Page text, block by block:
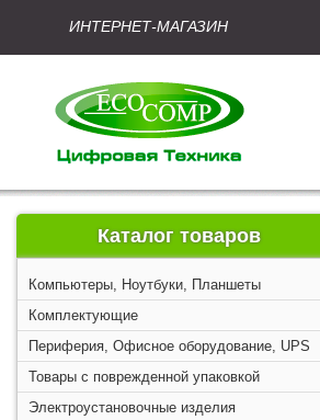
ИНТЕРНЕТ-МАГАЗИН
Каталог товаров
Компьютеры, Ноутбуки, Планшеты
Комплектующие
Периферия, Офисное оборудование, UPS
Товары с поврежденной упаковкой
Электроустановочные изделия